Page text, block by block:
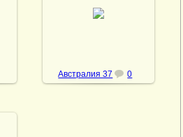
Оборотная к этикетке
18.
Австралия 37 0